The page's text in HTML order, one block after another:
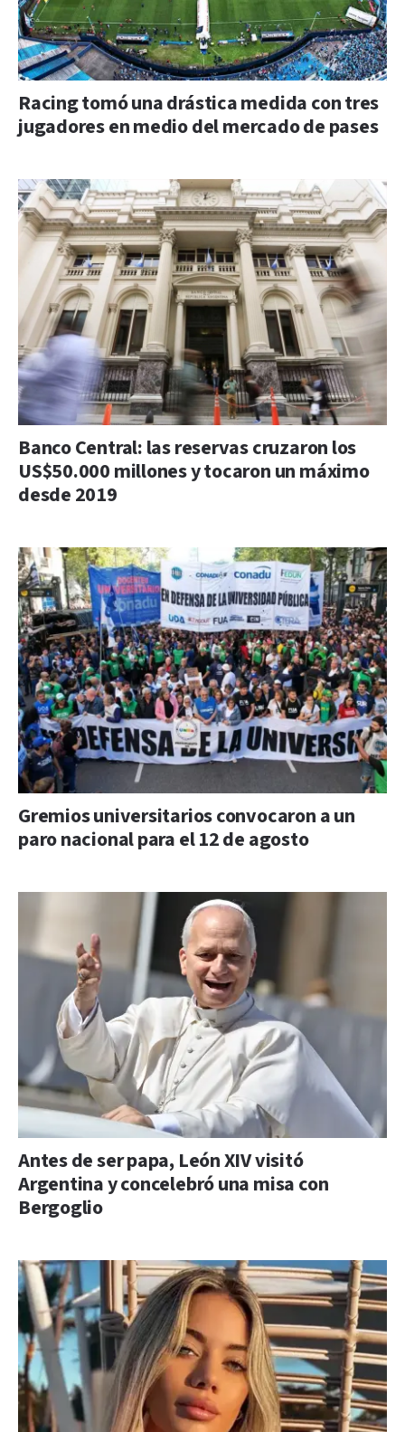
Racing tomó una drástica medida con tres
jugadores en medio del mercado de pases
Banco Central: las reservas cruzaron los
US$50.000 millones y tocaron un máximo
desde 2019
Gremios universitarios convocaron a un
paro nacional para el 12 de agosto
Antes de ser papa, León XIV visitó
Argentina y concelebró una misa con
Bergoglio